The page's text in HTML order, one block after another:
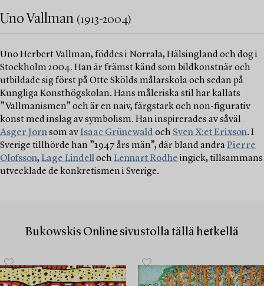
Uno Vallman (1913-2004)
Uno Herbert Vallman, föddes i Norrala, Hälsingland och dog i
Stockholm 2004. Han är främst känd som bildkonstnär och
utbildade sig först på Otte Skölds målarskola och sedan på
Kungliga Konsthögskolan. Hans måleriska stil har kallats
”Vallmanismen” och är en naiv, färgstark och non-figurativ
konst med inslag av symbolism. Han inspirerades av såväl
Asger Jornsom avIsaac Grünewald och Sven X:et Erixson. I
Sverige tillhörde han ”1947 års män”, där bland andraPierre
Olofsson, Lage Lindelloch Lennart Rodhe ingick, tillsammans
utvecklade de konkretismen i Sverige.
Bukowskis Online sivustolla tällä hetkellä